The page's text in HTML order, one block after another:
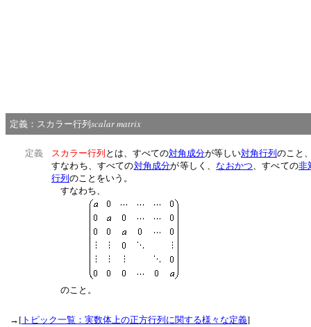
定義：スカラー行列 scalar matrix
定義 スカラー行列 とは、すべての対角成分が等しい対角行列 のこと
すなわち、すべての対角成分が等しく、なおかつ、すべての非
行列 のことをいう。
すなわち、
のこと。
→ [ トピック一覧：実数体上の正方行列に関する様々な定義]